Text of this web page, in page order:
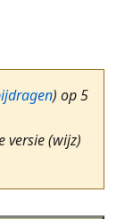
) op 5
versie (wijz)